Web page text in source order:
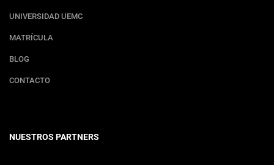
UNIVERSIDAD UEMC
MATRÍCULA
BLOG
CONTACTO
NUESTROS PARTNERS